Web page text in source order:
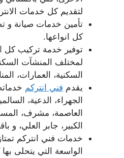
لتقديم كل خدمات
تأمين خدمات صيانة و
كل انواعها.
توفير خدمة تركيب كل
لمختلف المنشآت
السكنية، العمارات،
يقدم فني انتركم
الجهراء، الدعية،
العاصمة، مشرف،
الكبير، جابر العلي، و
خدمات فني انتركم
الواسعة التي يتحلى